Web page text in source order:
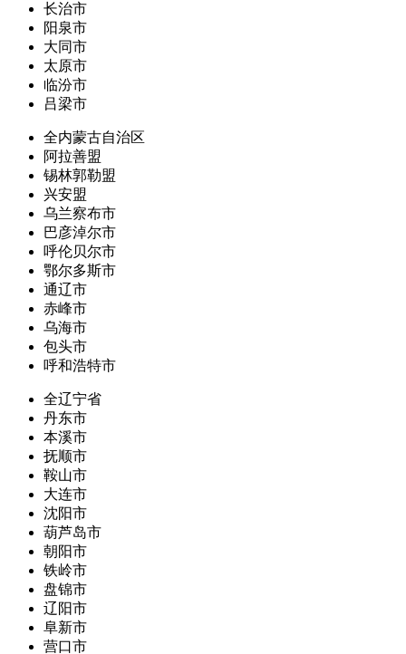
长治市
阳泉市
大同市
太原市
临汾市
吕梁市
全内蒙古自治区
阿拉善盟
锡林郭勒盟
兴安盟
乌兰察布市
巴彦淖尔市
呼伦贝尔市
鄂尔多斯市
通辽市
赤峰市
乌海市
包头市
呼和浩特市
全辽宁省
丹东市
本溪市
抚顺市
鞍山市
大连市
沈阳市
葫芦岛市
朝阳市
铁岭市
盘锦市
辽阳市
阜新市
营口市